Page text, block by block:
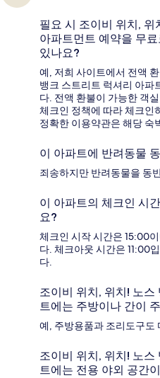
필요 시 조이비 위치, 위
아파트먼트 예약을 무
있나요?
예, 저희 사이트에서 전액
뱅크 스트리트 럭셔리 아파
다. 전액 환불이 가능한 객
체크인 정책에 따라 체크인
정확한 이용약관은 해당 숙
이 아파트에 반려동물
죄송하지만 반려동물을 동
이 아파트의 체크인 시
요?
체크인 시작 시간은 15:00
다. 체크아웃 시간은 11:00
다.
조이비 위치, 위치! 노
트에는 주방이나 간이
예, 주방용품과 조리도구도
조이비 위치, 위치! 노
트에는 전용 야외 공간